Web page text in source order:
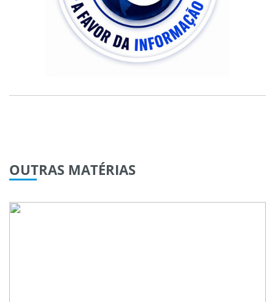
OUTRAS MATÉRIAS